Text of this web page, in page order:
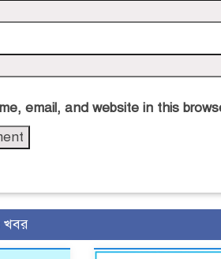
email, and website in this
খবর